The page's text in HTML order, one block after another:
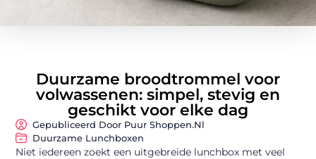
Duurzame broodtrommel voor
volwassenen: simpel, stevig en
geschikt voor elke dag
Gepubliceerd Door Puur Shoppen.nl
Duurzame Lunchboxen
Niet iedereen zoekt een uitgebreide lunchbox met veel